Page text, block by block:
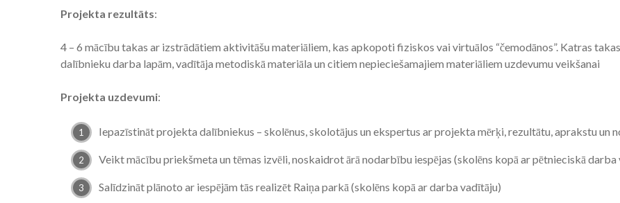
Projekta rezultāts:
4 – 6 mācību takas ar izstrādātiem aktivitāšu materiāliem, kas apkopoti fiziskos vai virtuālos “čemodānos”. Katras
dalībnieku darba lapām, vadītāja metodiskā materiāla un citiem nepieciešamajiem materiāliem uzdevumu veikšanai
Projekta uzdevumi:
Iepazīstināt projekta dalībniekus – skolēnus, skolotājus un ekspertus ar projekta mērķi, rezultātu, aprakstu un
Veikt mācību priekšmeta un tēmas izvēli, noskaidrot ārā nodarbību iespējas (skolēns kopā ar pētnieciskā darba
Salīdzināt plānoto ar iespējām tās realizēt Raiņa parkā (skolēns kopā ar darba vadītāju)